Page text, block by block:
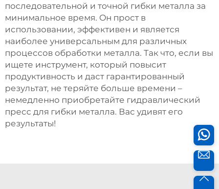
последовательной и точной гибки металла за
минимальное время. Он прост в
использовании, эффективен и является
наиболее универсальным для различных
процессов обработки металла. Так что, если вы
ищете инструмент, который повысит
продуктивность и даст гарантированный
результат, не теряйте больше времени –
немедленно приобретайте гидравлический
пресс для гибки металла. Вас удивят его
результаты!